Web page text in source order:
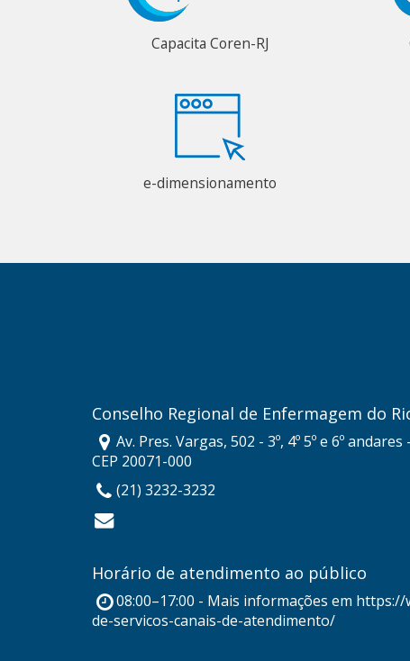
Capacita Coren-RJ
e-dimensionamento
Conselho Regional de Enfermagem do
Av. Pres. Vargas, 502 - 3º, 4º 5º e 6º
CEP 20071-000
(21) 3232-3232
Horário de atendimento ao público
08:00–17:00 - Mais informações em
de-servicos-canais-de-atendimento/